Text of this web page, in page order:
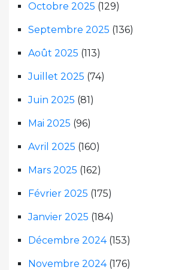
Octobre 2025 (129)
Septembre 2025 (136)
Août 2025 (113)
Juillet 2025 (74)
Juin 2025 (81)
Mai 2025 (96)
Avril 2025 (160)
Mars 2025 (162)
Février 2025 (175)
Janvier 2025 (184)
Décembre 2024(153)
Novembre 2024(176)